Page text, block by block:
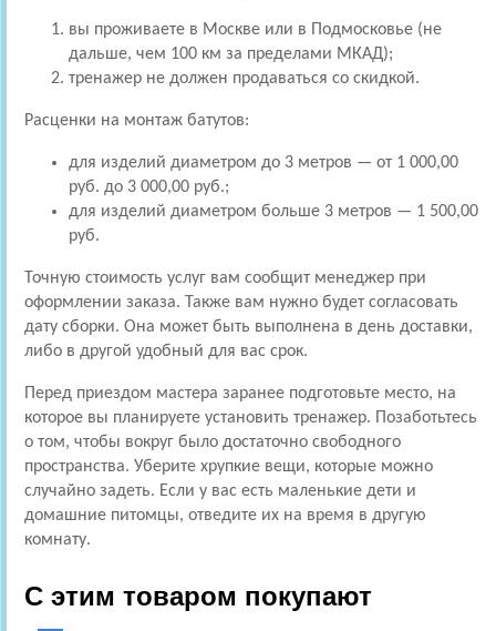
вы проживаете в Москве или в Подмосковье (не
дальше, чем 100 км за пределами МКАД);
тренажер не должен продаваться со скидкой.
Расценки на монтаж батутов:
для изделий диаметром до 3 метров — от 1 000,00
руб. до 3 000,00 руб.;
для изделий диаметром больше 3 метров — 1 500,00
руб.
Точную стоимость услуг вам сообщит менеджер при
оформлении заказа. Также вам нужно будет согласовать
дату сборки. Она может быть выполнена в день доставки,
либо в другой удобный для вас срок.
Перед приездом мастера заранее подготовьте место, на
которое вы планируете установить тренажер. Позаботьтесь
о том, чтобы вокруг было достаточно свободного
пространства. Уберите хрупкие вещи, которые можно
случайно задеть. Если у вас есть маленькие дети и
домашние питомцы, отведите их на время в другую
комнату.
С этим товаром покупают